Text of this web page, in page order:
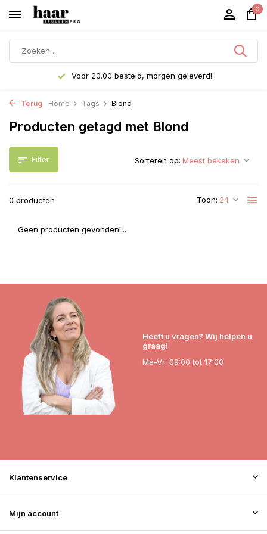
0
Voor 20.00 besteld, morgen geleverd!
Terug Home Tags Blond
Producten getagd met Blond
Filter
0 producten Toon:
Sorteren op:
Geen producten gevonden!...
Heeft u vragen? Wij helpen u
graag!
Ma-Vr: 09:00 tot 17:00
Klantenservice
Mijn account